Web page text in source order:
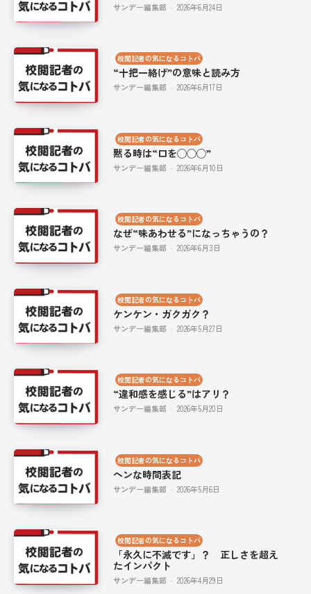
サンデー編集部 - 2026年6月24日
校閲記者の気になるコトバ
“十把一絡げ”の意味と読み方
サンデー編集部 - 2026年6月17日
校閲記者の気になるコトバ
黙る時は“口を◯◯◯”
サンデー編集部 - 2026年6月10日
校閲記者の気になるコトバ
なぜ“味あわせる”になっちゃうの？
サンデー編集部 - 2026年6月3日
校閲記者の気になるコトバ
ケンケン・ガクガク？
サンデー編集部 - 2026年5月27日
校閲記者の気になるコトバ
“違和感を感じる”はアリ？
サンデー編集部 - 2026年5月20日
校閲記者の気になるコトバ
ヘンな時間表記
サンデー編集部 - 2026年5月6日
校閲記者の気になるコトバ
「永久に不滅です」？ 正しさを超え
たインパクト
サンデー編集部 - 2026年4月29日